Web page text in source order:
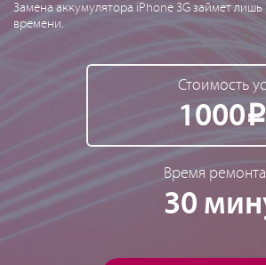
Замена аккумулятора iPhone 3G займет лишь
времени.
Стоимость
1000Р
Время
30